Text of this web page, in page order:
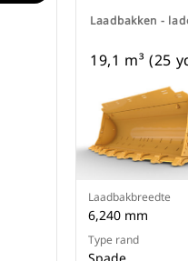
Laadbakken -
19,1 m³ (25
Laadbakbreedte
6,240 mm
Type rand